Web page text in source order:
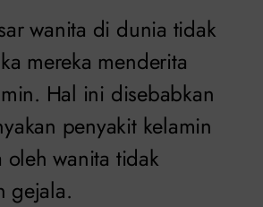
wanita di dunia tidak
mereka menderita
Hal ini disebabkan
penyakit kelamin
wanita tidak
gejala.